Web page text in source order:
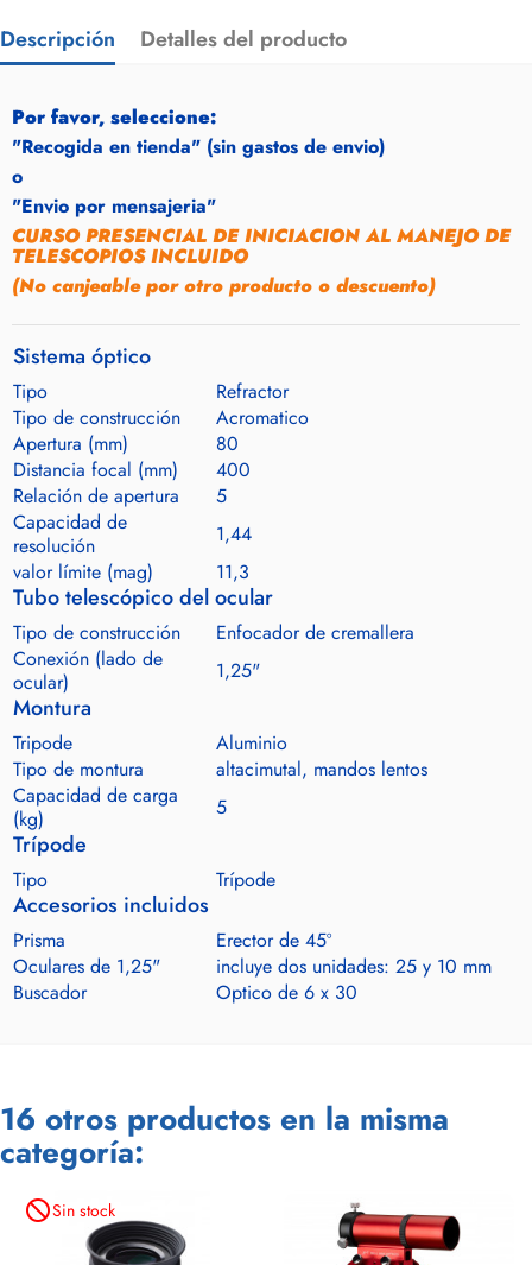
Descripción Detalles del producto
Por favor, seleccione:
"Recogida en tienda" (sin gastos de envio)
o
"Envio por mensajeria"
CURSO PRESENCIAL DE INICIACION AL MANEJO DE
TELESCOPIOS INCLUIDO
(No canjeable por otro producto o descuento)
Sistema óptico
Tipo
Refractor
Tipo de construcción
Acromatico
Apertura (mm)
80
Distancia focal (mm)
400
Relación de apertura
5
Capacidad de
resolución
1,44
valor límite (mag)
11,3
Tubo telescópico del ocular
Tipo de construcción
Enfocador de cremallera
Conexión (lado de
ocular)
1,25"
Montura
Tripode
Aluminio
Tipo de montura
altacimutal, mandos lentos
Capacidad de carga
(kg)
5
Trípode
Tipo Trípode
Accesorios incluidos
Prisma
Erector de 45º
Oculares de 1,25"
incluye dos unidades: 25 y 10 mm
Buscador
Optico de 6 x 30
16 otros productos en la misma
categoría:
not_interestedSin stock